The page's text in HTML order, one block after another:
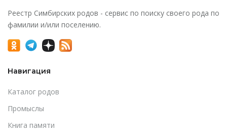
Реестр Симбирских родов - сервис по поиску своего рода по
фамилии и/или поселению.
Навигация
Каталог родов
Промыслы
Книга памяти